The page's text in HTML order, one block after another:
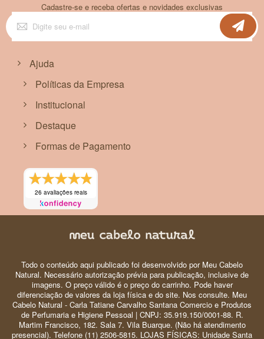
Cadastre-se e receba ofertas e novidades exclusivas
Inscreva-
se
na
Ajuda
Políticas da Empresa
Institucional
Destaque
Formas de Pagamento
26 avaliações reais
Todo o conteúdo aqui publicado foi desenvolvido por Meu Cabelo
Natural. Necessário autorização prévia para publicação, inclusive de
imagens. O preço válido é o preço do carrinho. Pode haver
diferenciação de valores da loja física e do site. Nos consulte. Meu
Cabelo Natural - Carla Tatiane Carvalho Santana Comercio e Produtos
de Perfumaria e Higiene Pessoal | CNPJ: 35.919.150/0001-88. R.
Martim Francisco, 182. Sala 7. Vila Buarque. (Não há atendimento
presencial). Telefone (11) 2506-5815. LOJAS FÍSICAS: Unidade Santa